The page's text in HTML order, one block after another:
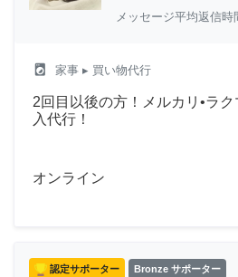
メッセージ平均返信
local_laundry_service 家事 ▸ 買い物代行
2回目以後の方！メルカリ•ラ
入代行！
オンライン
認定サポーター Bronze サポーター